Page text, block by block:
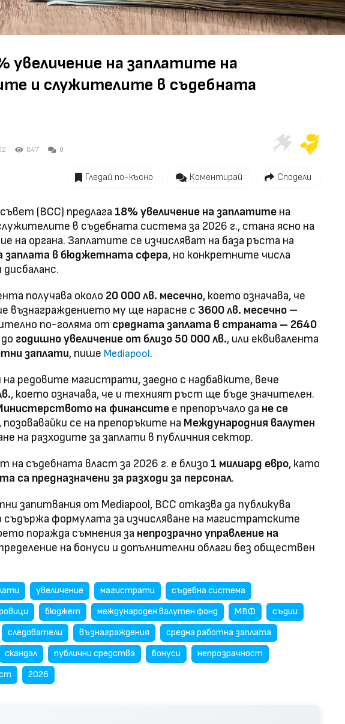
увеличение на заплатите на
и служителите в съдебната
847 0
Гледай по-късно Коментирай Сподели
(ВСС) предлага 18% увеличение на заплатите на
в съдебната система за 2026 г., стана ясно на
на органа. Заплатите се изчисляват на база ръста на
заплата в бюджетната сфера, но конкретните числа
получава около 20 000 лв. месечно, което означава, че
възнаграждението му ще нарасне с 3600 лв. месечно –
по-голяма от средната заплата в страната – 2640
годишно увеличение от близо 50 000 лв., или еквивалента
заплати, пише Mediapool.
редовите магистрати, заедно с надбавките, вече
, което означава, че и техният ръст ще бъде значителен.
на финансите е препоръчало да не се
, позовавайки се на препоръките на Международния валутен
на разходите за заплати в публичния сектор.
съдебната власт за 2026 г. е близо 1 милиард евро, като
са предназначени за разходи за персонал.
запитвания от Mediapool, ВСС отказва да публикува
съдържа формулата за изчисляване на магистратските
поражда съмнения за непрозрачно управление на
на бонуси и допълнителни облаги без обществен
увеличение магистрати
съдебна система
бюджет международен валутен фонд МВФ
съдии
следователи възнаграждения
средна работна заплата
скандал публични средства бонуси
непрозрачност
2026